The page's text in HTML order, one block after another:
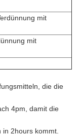
mit
mit
die die
4pm, damit die
in 2hours kommt.